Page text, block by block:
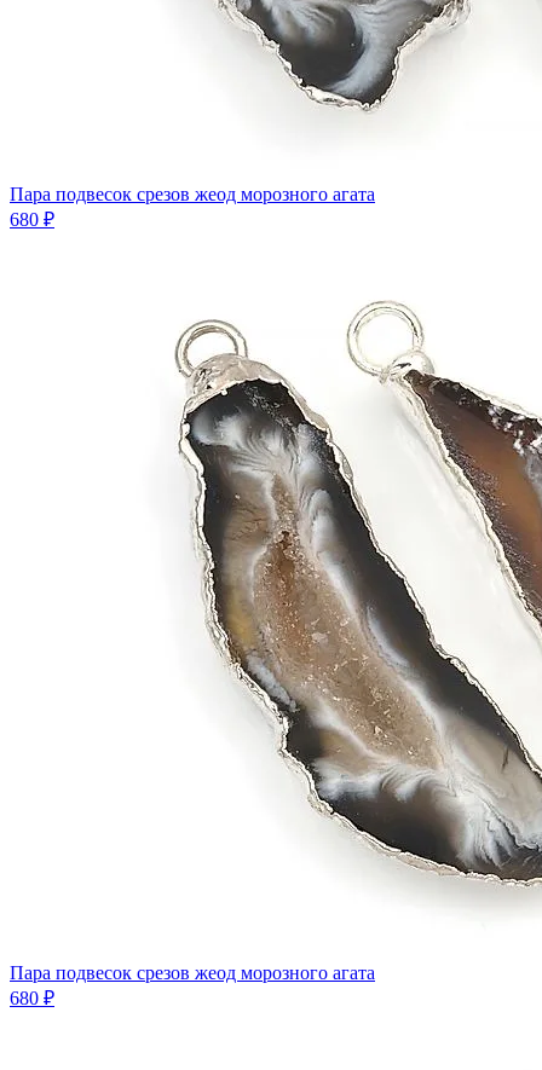
Пара подвесок срезов жеод морозного агата
680 ₽
Пара подвесок срезов жеод морозного агата
680 ₽